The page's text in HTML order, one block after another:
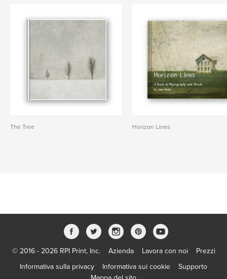
The Tree Horizon Lines
© 2016 - 2026 RPI Print, Inc. Azienda Lavora con noi
Prezzi
Informativa sulla privacy
Informativa sui cookie
Supporto